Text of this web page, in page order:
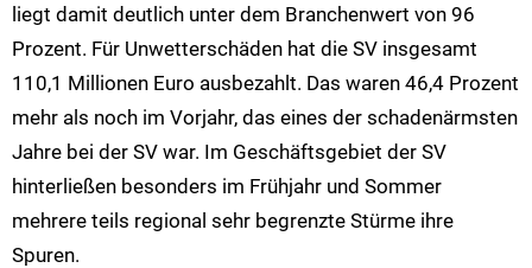
liegt damit deutlich unter dem Branchenwert von 96
Prozent. Für Unwetterschäden hat die SV insgesamt
110,1 Millionen Euro ausbezahlt. Das waren 46,4 Prozent
mehr als noch im Vorjahr, das eines der schadenärmsten
Jahre bei der SV war. Im Geschäftsgebiet der SV
hinterließen besonders im Frühjahr und Sommer
mehrere teils regional sehr begrenzte Stürme ihre
Spuren.